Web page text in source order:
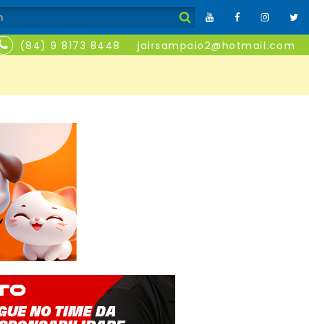
(84) 9 8173 8448 jairsampaio2@hotmail.com